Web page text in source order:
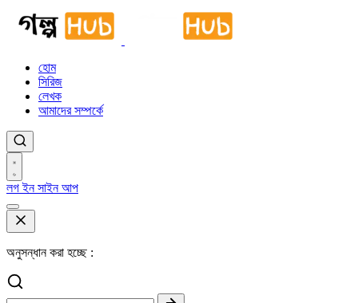
হোম
সিরিজ
লেখক
আমাদের সম্পর্কে
লগ ইনসাইন আপ
অনুসন্ধান করা হচ্ছে :